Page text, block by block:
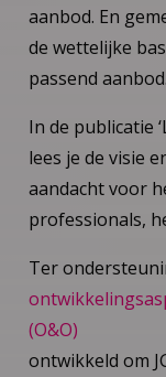
aanbod. En
de wettelijke
passend aanbod.
In de publicatie
lees je de visie
aandacht voor
professionals,
Ter
(O&O)
ontwikkeld om